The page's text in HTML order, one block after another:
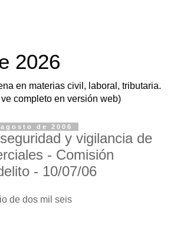
2026
en materias civil, laboral, tributaria.
completo en versión web)
de 2006
y vigilancia de
- Comisión
- 10/07/06
de dos mil seis